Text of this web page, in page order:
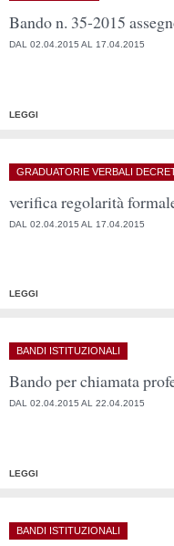
Bando n. 35-2015
DAL 02.04.2015 AL 17.04.2015
LEGGI
GRADUATORIE VERBALI
verifica regolarità
DAL 02.04.2015 AL 17.04.2015
LEGGI
BANDI ISTITUZIONALI
Bando per chiamata
DAL 02.04.2015 AL 22.04.2015
LEGGI
BANDI ISTITUZIONALI